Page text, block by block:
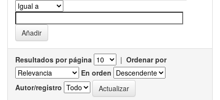
Resultados por página | Ordenar por
En orden
Autor/registro